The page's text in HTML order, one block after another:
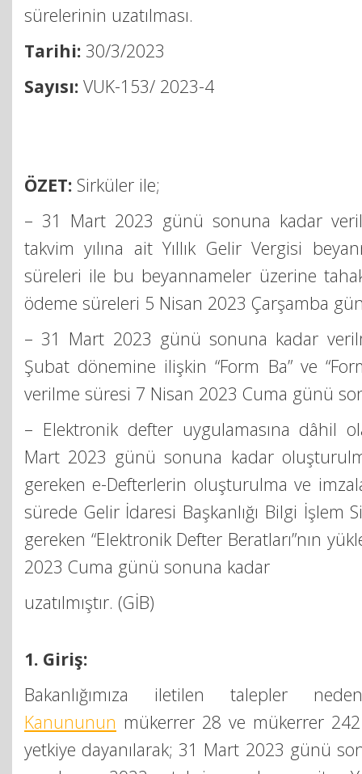
sürelerinin uzatılması.
Tarihi: 30/3/2023
Sayısı: VUK-153/ 2023-4
ÖZET: Sirküler ile;
– 31 Mart 2023 günü sonuna kadar
takvim yılına ait Yıllık Gelir Vergisi
süreleri ile bu beyannameler üzerine
ödeme süreleri 5 Nisan 2023 Çarşamba
– 31 Mart 2023 günü sonuna kadar
Şubat dönemine ilişkin “Form Ba” ve
verilme süresi 7 Nisan 2023 Cuma günü
– Elektronik defter uygulamasına dâhil
Mart 2023 günü sonuna kadar
gereken e-Defterlerin oluşturulma ve
sürede Gelir İdaresi Başkanlığı Bilgi İşlem
gereken “Elektronik Defter Beratları”nın
2023 Cuma günü sonuna kadar
uzatılmıştır. (GİB)
1. Giriş:
Bakanlığımıza iletilen talepler
Kanununun mükerrer 28 ve mükerrer
yetkiye dayanılarak; 31 Mart 2023 günü